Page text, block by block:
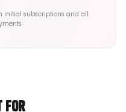
initial subscriptions and all
For